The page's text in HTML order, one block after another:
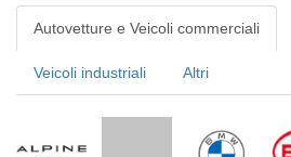
Autovetture e Veicoli commerciali
Veicoli industriali Altri